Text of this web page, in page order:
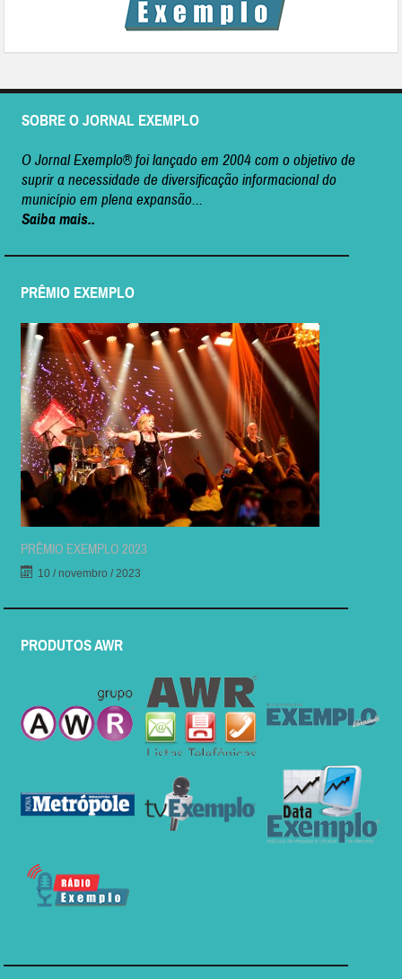
SOBRE O JORNAL EXEMPLO
O Jornal Exemplo® foi lançado em 2004 com o objetivo de
suprir a necessidade de diversificação informacional do
município em plena expansão...
Saiba mais..
PRÊMIO EXEMPLO
PRÊMIO EXEMPLO 2023
10 / novembro / 2023
PRODUTOS AWR